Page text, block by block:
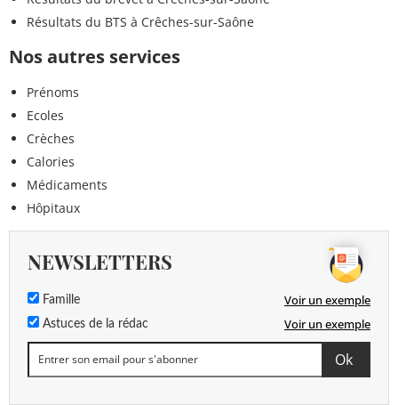
Résultats du BTS à Crêches-sur-Saône
Nos autres services
Prénoms
Ecoles
Crèches
Calories
Médicaments
Hôpitaux
NEWSLETTERS
Famille Voir un exemple
Astuces de la rédac Voir un exemple